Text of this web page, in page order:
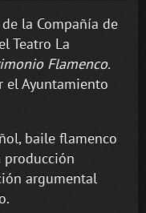
la Compañía de
Teatro La
Flamenco.
Ayuntamiento
baile flamenco
producción
argumental